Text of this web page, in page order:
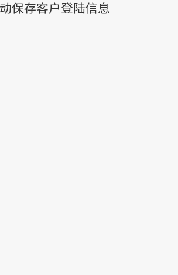
保存客户登陆信息